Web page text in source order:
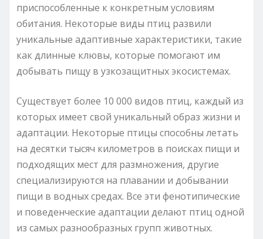
приспособленные к конкретным условиям
обитания. Некоторые виды птиц развили
уникальные адаптивные характеристики, такие
как длинные клювы, которые помогают им
добывать пищу в узкозащитных экосистемах.
Существует более 10 000 видов птиц, каждый из
которых имеет свой уникальный образ жизни и
адаптации. Некоторые птицы способны летать
на десятки тысяч километров в поисках пищи и
подходящих мест для размножения, другие
специализируются на плавании и добывании
пищи в водных средах. Все эти фенотипические
и поведенческие адаптации делают птиц одной
из самых разнообразных групп животных.